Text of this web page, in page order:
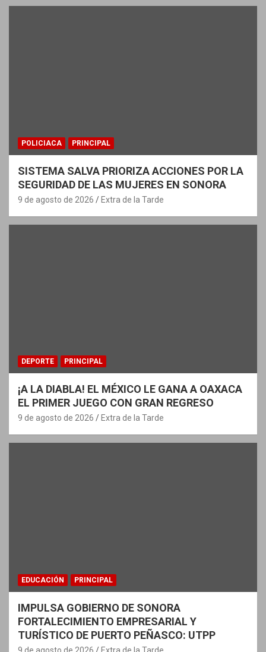
POLICIACA PRINCIPAL
SISTEMA SALVA PRIORIZA ACCIONES POR LA
SEGURIDAD DE LAS MUJERES EN SONORA
9 de agosto de 2026 Extra de la Tarde
DEPORTE PRINCIPAL
¡A LA DIABLA! EL MÉXICO LE GANA A OAXACA
EL PRIMER JUEGO CON GRAN REGRESO
9 de agosto de 2026 Extra de la Tarde
EDUCACIÓN PRINCIPAL
IMPULSA GOBIERNO DE SONORA
FORTALECIMIENTO EMPRESARIAL Y
TURÍSTICO DE PUERTO PEÑASCO: UTPP